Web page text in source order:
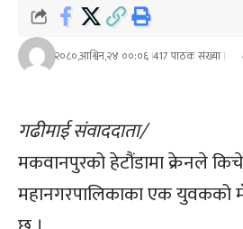
२०८०,आश्विन,२४ ००:०६ 417 पाठक संख्या
गढीमाई संवाददाता/
मकवानपुरको हेटौंडामा क्रेनले
महानगरपालिकाका एक युवकको